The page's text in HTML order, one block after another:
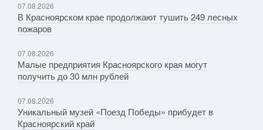
07.08.2026
В Красноярском крае продолжают тушить 249 лесных
пожаров
07.08.2026
Малые предприятия Красноярского края могут
получить до 30 млн рублей
07.08.2026
Уникальный музей «Поезд Победы» прибудет в
Красноярский край